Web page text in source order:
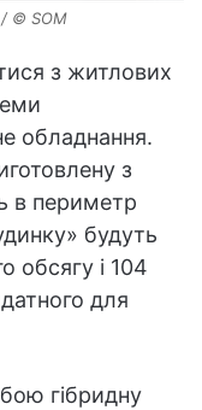
/ © SOM
з житлових
обладнання.
з
в периметр
будуть
обсягу і 104
для
гібридну